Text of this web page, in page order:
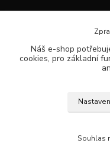
+420 224
info@dewalt-praha.cz
Náš e-shop
cookies, pro základní
Souhlas